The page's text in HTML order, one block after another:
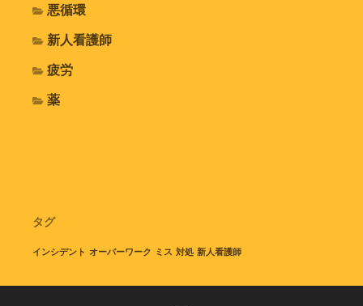
悪循環
新人看護師
疲労
薬
タグ
インシデント オーバーワーク ミス 対処 新人看護師